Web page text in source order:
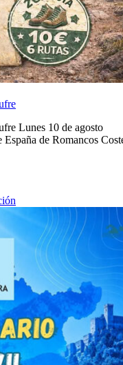
Lunes 10 de agosto
España de Romancos